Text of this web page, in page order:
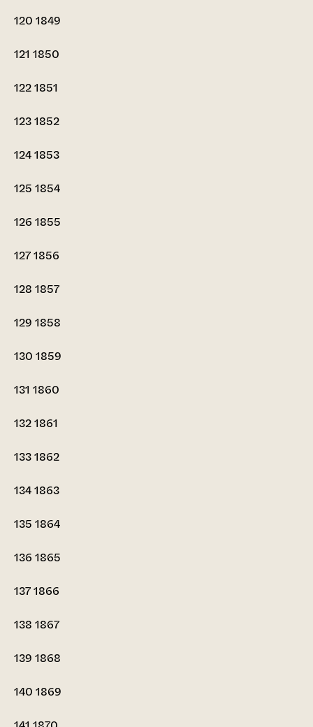
120 1849
121 1850
1221851
1231852
1241853
125 1854
126 1855
1271856
128 1857
129 1858
130 1859
131 1860
1321861
1331862
1341863
135 1864
136 1865
1371866
138 1867
139 1868
140 1869